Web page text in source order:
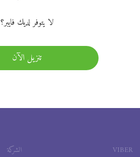
لا يتوفر لديك فايبر؟
تنزيل الآن
VIBER الشركة